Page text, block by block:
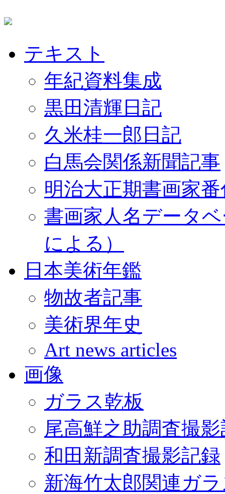
テキスト
年紀資料集成
黒田清輝日記
久米桂一郎日記
白馬会関係新聞記事
明治大正期書画家
書画家人名データ
による）
日本美術年鑑
物故者記事
美術界年史
Art news articles
画像
ガラス乾板
尾高鮮之助調査撮
和田新調査撮影記録
新海竹太郎関連ガ